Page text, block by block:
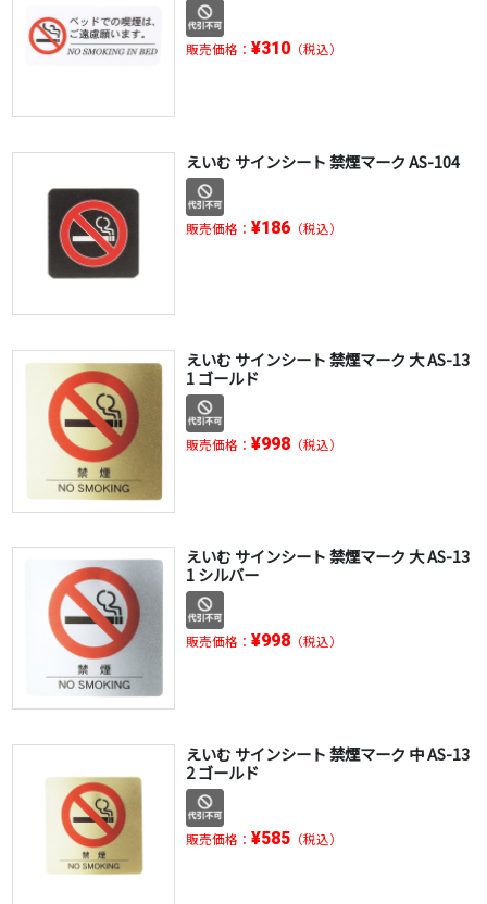
販売価格： ¥310（税込）
えいむ サインシート 禁煙マーク AS-104
販売価格： ¥186（税込）
えいむ サインシート 禁煙マーク 大 AS-13
1 ゴールド
販売価格： ¥998（税込）
えいむ サインシート 禁煙マーク 大 AS-13
1 シルバー
販売価格： ¥998（税込）
えいむ サインシート 禁煙マーク 中 AS-13
2 ゴールド
販売価格： ¥585（税込）